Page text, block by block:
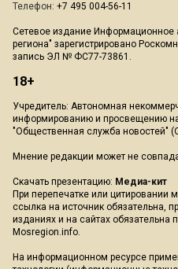
Телефон: +7 495 004-56-11
Сетевое издание Информационное
региона" зарегистрировано
запись ЭЛ № ФС77-73861.
18+
Учредитель: Автономная
информированию и просвещению
"Общественная служба новостей"
Мнение редакции может не
Скачать презентацию: Медиа-кит
При перепечатке или цитировании
ссылка на источник обязательна,
изданиях и на сайтах обязательна
Mosregion.info.
На информационном ресурсе